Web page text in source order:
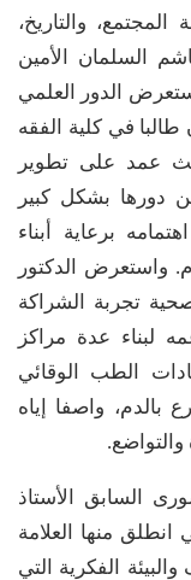
والتاريخ،
السلمان الأمين
الدور العلمي
طالبا في كلية الفقه
عمد على تطوير
دورها بشكل كبير
برعاية أبناء
واستعرض الدكتور
تجربة الشراكة
لبناء عدة مراكز
الطب الوقائي
بالدم، واصفا إياه
والتواضع.
السابق الأستاذ
انطلق منها العلامة
الفكرية التي